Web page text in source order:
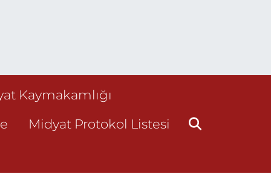
Kaymakamlığı
Midyat Protokol Listesi